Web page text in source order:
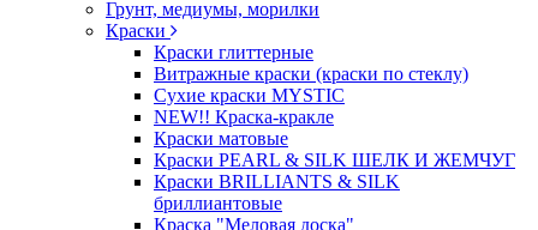
Грунт, медиумы, морилки
Краски
Краски глиттерные
Витражные краски (краски по стеклу)
Сухие краски MYSTIC
NEW!! Краска-кракле
Краски матовые
Краски PEARL & SILK ШЕЛК И ЖЕМЧУГ
Краски BRILLIANTS & SILK
бриллиантовые
Краска "Меловая доска"